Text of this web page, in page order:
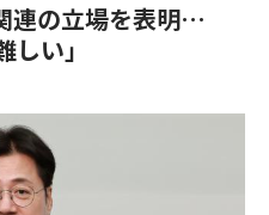
u
連の立場を表明…
しい」